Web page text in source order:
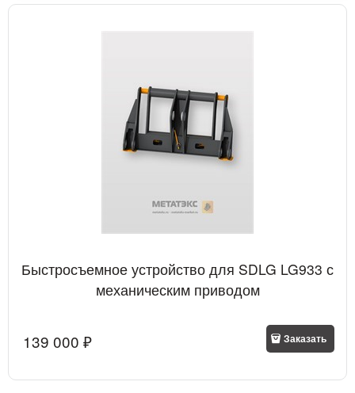
Быстросъемное устройство для SDLG LG933 с
механическим приводом
139 000 ₽ Заказать